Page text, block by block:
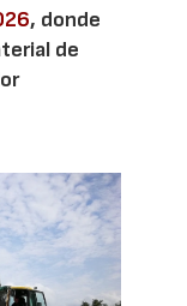
, donde
de